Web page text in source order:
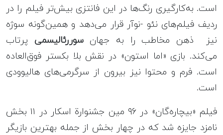
است. به‌کارگیری رنگ‌ها در این فانتزی بیش‌تر فیلم را در
ردیف فیلم‌های نئو -نوآر قرار می‌دهد و همین‌گونه سوژه
نیز ذهن مخاطب را به جهان سوررئالیسمیپرتاب
می‌کند. بازی «اما استون» در نقش بلا بکستر فوق‌العاده
است. فرم و محتوا نیز بیرون از سرگرمی‌های هالیوودی
است.
فیلم «بیچاره‌گان» در ۹۶ مین جشنوارة اسکار در ۱۱ بخش
نامزد جایزه شد که در چهار بخش از جمله بهترین بازیگر